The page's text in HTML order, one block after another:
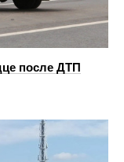
после ДТП